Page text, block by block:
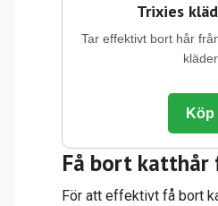
Trixies
Tar effektivt bort hår
kläder
Köp
Få bort katthår
För att effektivt få bort